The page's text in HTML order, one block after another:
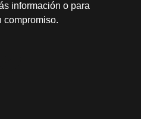
información o para
compromiso.